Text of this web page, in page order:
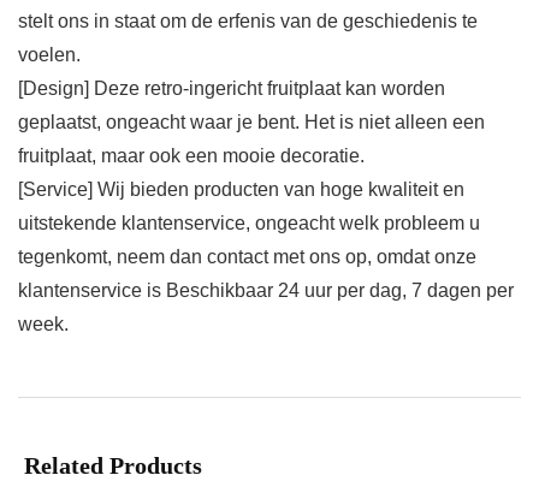
stelt ons in staat om de erfenis van de geschiedenis te
voelen.
[Design] Deze retro-ingericht fruitplaat kan worden
geplaatst, ongeacht waar je bent. Het is niet alleen een
fruitplaat, maar ook een mooie decoratie.
[Service] Wij bieden producten van hoge kwaliteit en
uitstekende klantenservice, ongeacht welk probleem u
tegenkomt, neem dan contact met ons op, omdat onze
klantenservice is Beschikbaar 24 uur per dag, 7 dagen per
week.
Related Products